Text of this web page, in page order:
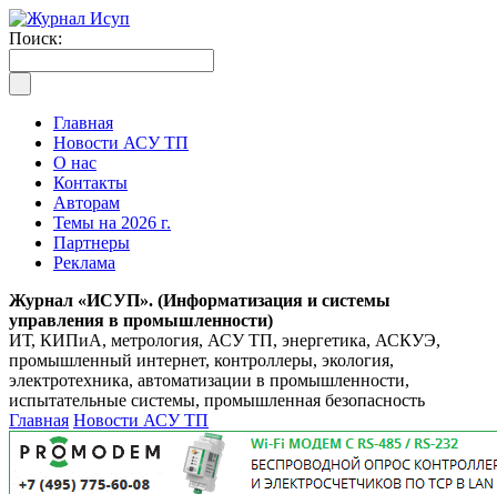
Поиск:
Главная
Новости АСУ ТП
О нас
Контакты
Авторам
Темы на 2026 г.
Партнеры
Реклама
Журнал «ИСУП». (Информатизация и системы
управления в промышленности)
ИТ, КИПиА, метрология, АСУ ТП, энергетика, АСКУЭ,
промышленный интернет, контроллеры, экология,
электротехника, автоматизации в промышленности,
испытательные системы, промышленная безопасность
Главная Новости АСУ ТП